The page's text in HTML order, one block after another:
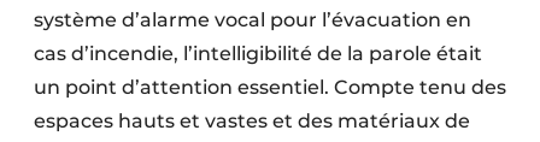
système d’alarme vocal pour l’évacuation en
cas d’incendie, l’intelligibilité de la parole était
un point d’attention essentiel. Compte tenu des
espaces hauts et vastes et des matériaux de